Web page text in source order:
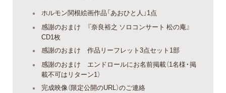
ホルモン関根絵画作品「あおひと人」1点
感謝のおまけ 『奈良裕之 ソロコンサート 松の庵』
CD1枚
感謝のおまけ 作品リーフレット3点セット1部
感謝のおまけ エンドロールにお名前掲載（1名様・掲
載不可はリターン1）
完成映像（限定公開のURL）のご連絡